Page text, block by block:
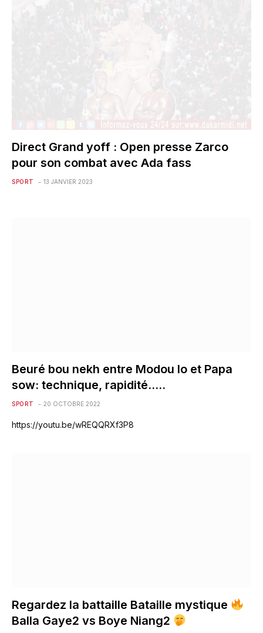
Direct Grand yoff : Open presse Zarco
pour son combat avec Ada fass
SPORT 13 JANVIER 2023
Beuré bou nekh entre Modou lo et Papa
sow: technique, rapidité…..
SPORT 20 OCTOBRE 2022
https://youtu.be/wREQQRXf3P8
Regardez la battaille Bataille mystique
Balla Gaye2 vs Boye Niang2